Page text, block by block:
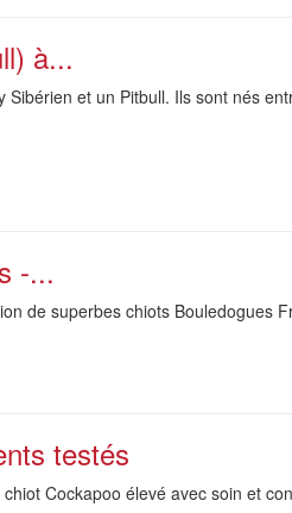
à...
Sibérien et un Pitbull. Ils sont nés
-...
de superbes chiots Bouledogues
testés
Cockapoo élevé avec soin et